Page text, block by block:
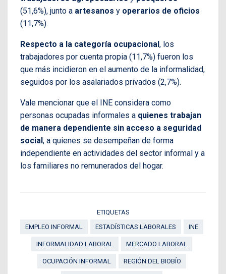
(51,6%), junto a artesanos y operarios de oficios
(11,7%).
Respecto a la categoría ocupacional, los
trabajadores por cuenta propia (11,7%) fueron los
que más incidieron en el aumento de la informalidad,
seguidos por los asalariados privados (2,7%).
Vale mencionar que el INE considera como
personas ocupadas informales a quienes trabajan
de manera dependiente sin acceso a seguridad
social, a quienes se desempeñan de forma
independiente en actividades del sector informal y a
los familiares no remunerados del hogar.
ETIQUETAS
EMPLEO INFORMAL
ESTADÍSTICAS LABORALES INE
INFORMALIDAD LABORAL MERCADO LABORAL
OCUPACIÓN INFORMAL REGIÓN DEL BIOBÍO